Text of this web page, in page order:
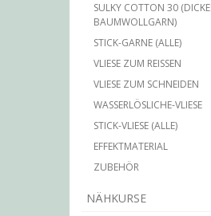
SULKY COTTON 30
BAUMWOLLGARN)
STICK-GARNE (ALLE)
VLIESE ZUM REISSEN
VLIESE ZUM SCHNEIDEN
WASSERLÖSLICHE-VLIESE
STICK-VLIESE (ALLE)
EFFEKTMATERIAL
ZUBEHÖR
NÄHKURSE